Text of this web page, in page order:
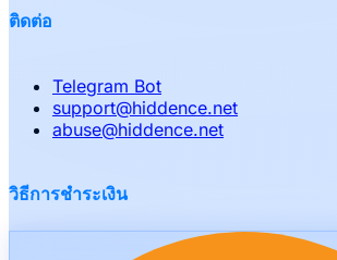
ติดต่อ
Telegram Bot
support@hiddence.net
abuse@hiddence.net
วิธีการชำระเงิน